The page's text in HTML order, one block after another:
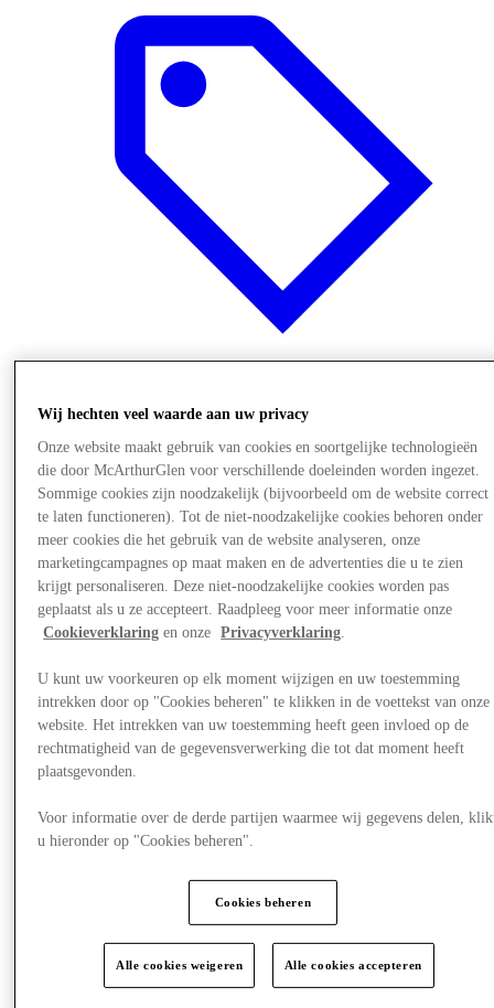
Kinderspeelparadijs
Wij hechten veel waarde aan uw privacy
Onze website maakt gebruik van cookies en soortgelijke technologieën
die door McArthurGlen voor verschillende doeleinden worden ingezet.
Sommige cookies zijn noodzakelijk (bijvoorbeeld om de website correct
te laten functioneren). Tot de niet-noodzakelijke cookies behoren onder
meer cookies die het gebruik van de website analyseren, onze
marketingcampagnes op maat maken en de advertenties die u te zien
krijgt personaliseren. Deze niet-noodzakelijke cookies worden pas
geplaatst als u ze accepteert. Raadpleeg voor meer informatie onze
Cookieverklaring en onze Privacyverklaring.
U kunt uw voorkeuren op elk moment wijzigen en uw toestemming
intrekken door op "Cookies beheren" te klikken in de voettekst van onze
website. Het intrekken van uw toestemming heeft geen invloed op de
rechtmatigheid van de gegevensverwerking die tot dat moment heeft
plaatsgevonden.
Voor informatie over de derde partijen waarmee wij gegevens delen,
u hieronder op "Cookies beheren".
Cookies beheren
Alle cookies weigeren Alle cookies accepteren